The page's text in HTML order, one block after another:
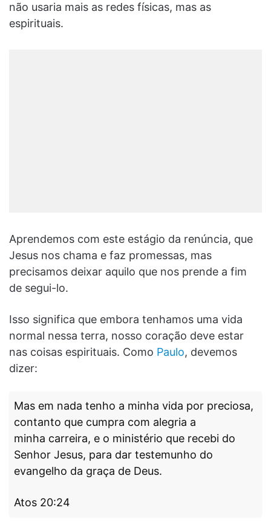
não usaria mais as redes físicas, mas as
espirituais.
Aprendemos com este estágio da renúncia, que
Jesus nos chama e faz promessas, mas
precisamos deixar aquilo que nos prende a fim
de segui-lo.
Isso significa que embora tenhamos uma vida
normal nessa terra, nosso coração deve estar
nas coisas espirituais. Como Paulo, devemos
dizer:
Mas em nada tenho a minha vida por preciosa,
contanto que cumpra com alegria a
minha carreira, e o ministério que recebi do
Senhor Jesus, para dar testemunho do
evangelho da graça de Deus.
Atos 20:24